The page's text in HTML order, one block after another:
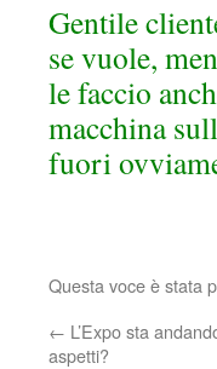
Gentile
se vuole,
le faccio
macchina
fuori
Questa voce è stata
← L’Expo sta
aspetti?